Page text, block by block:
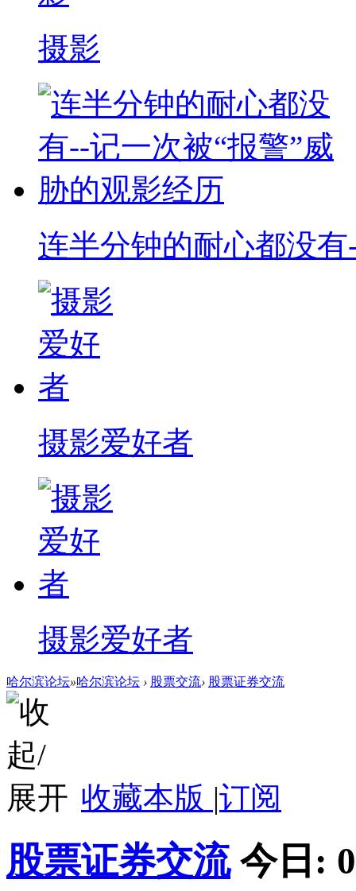
摄影
连半分钟的耐心都没
摄影爱好者
摄影爱好者
哈尔滨论坛»哈尔滨论坛 › 股票交流› 股票证券交流
收藏本版 |订阅
股票证券交流 今日: 0